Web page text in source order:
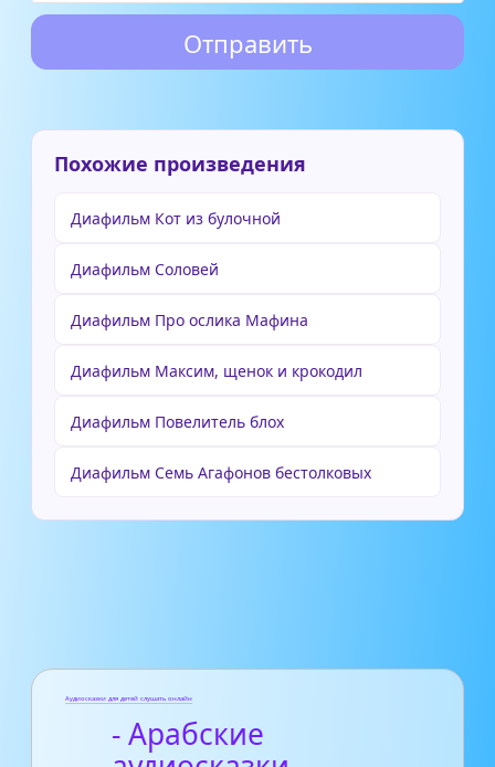
Похожие произведения
Диафильм Кот из булочной
Диафильм Соловей
Диафильм Про ослика Мафина
Диафильм Максим, щенок и крокодил
Диафильм Повелитель блох
Диафильм Семь Агафонов бестолковых
Аудиосказки для детей слушать онлайн
- Арабские